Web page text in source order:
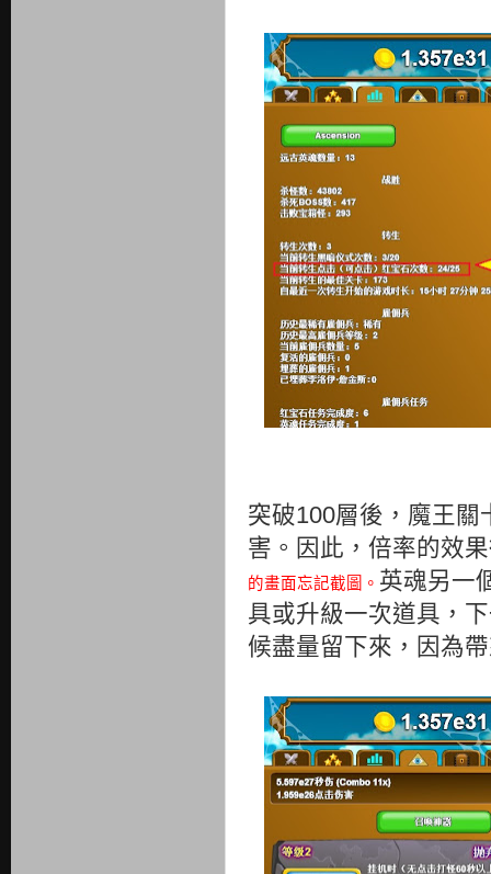
突破100層後，魔王
害。因此，倍率的效
的畫面忘記截圖。 英魂另一
具或升級一次道具，
候盡量留下來，因為